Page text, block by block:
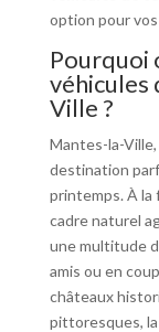
option pour
Pourquoi
véhicules
Ville ?
Mantes-la-
destination
printemps. À la
cadre naturel
une multitude
amis ou en
châteaux
pittoresques, la